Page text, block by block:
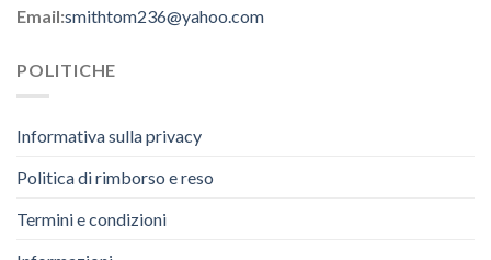
Email:smithtom236@yahoo.com
POLITICHE
Informativa sulla privacy
Politica di rimborso e reso
Termini e condizioni